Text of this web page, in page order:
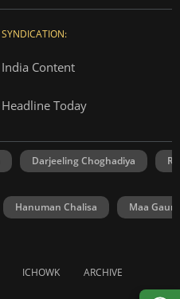
SYNDICATION:
India Content
Headline Today
Darjeeling Choghadiya
Hanuman Chalisa Maa Gauri
ICHOWK ARCHIVE